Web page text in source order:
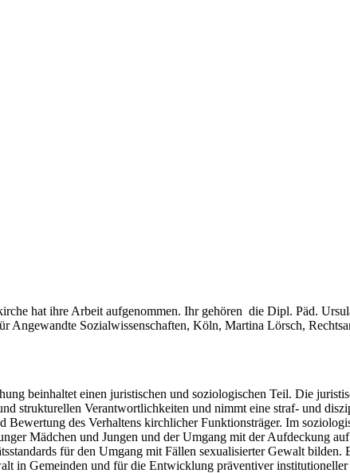
hat ihre Arbeit aufgenommen. Ihr gehören die Dipl. Päd.
Sozialwissenschaften, Köln, Martina Lörsch,
beinhaltet einen juristischen und soziologischen Teil. Die
strukturellen Verantwortlichkeiten und nimmt eine straf- und
des Verhaltens kirchlicher Funktionsträger. Im
Mädchen und Jungen und der Umgang mit der Aufdeckung
für den Umgang mit Fällen sexualisierter Gewalt bilden.
in Gemeinden und für die Entwicklung präventiver